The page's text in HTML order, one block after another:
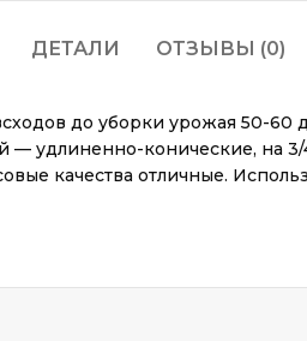
ДЕТАЛИ ОТЗЫВЫ (0)
до уборки урожая 50-60
удлиненно-конические, на
качества отличные.